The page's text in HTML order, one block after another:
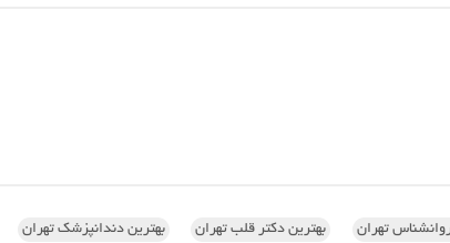
تهران بهترین دکتر قلب تهران بهترین دندانپزشک تهران